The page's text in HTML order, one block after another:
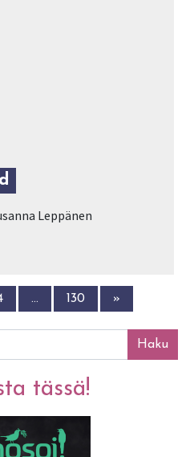
Leppänen
… 130 »
tässä!